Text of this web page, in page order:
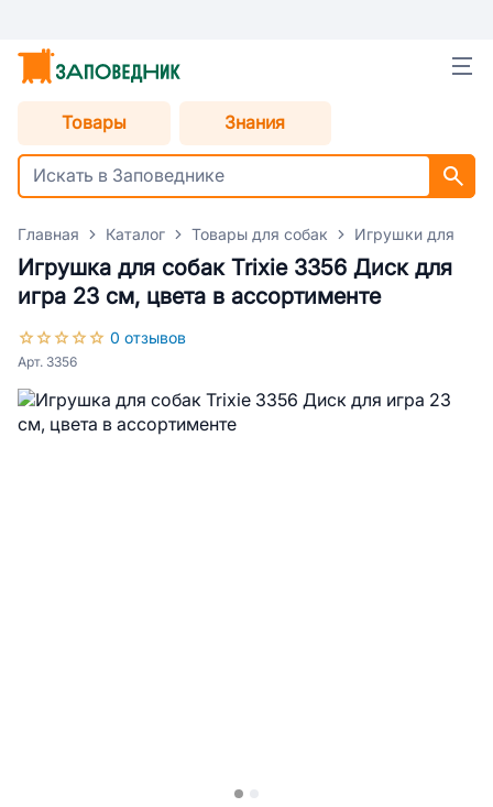
Товары Знания
Главная Каталог Товары для собак Игрушки для
Игрушка для собак Trixie 3356 Диск для
игра 23 см, цвета в ассортименте
0 отзывов
Арт. 3356